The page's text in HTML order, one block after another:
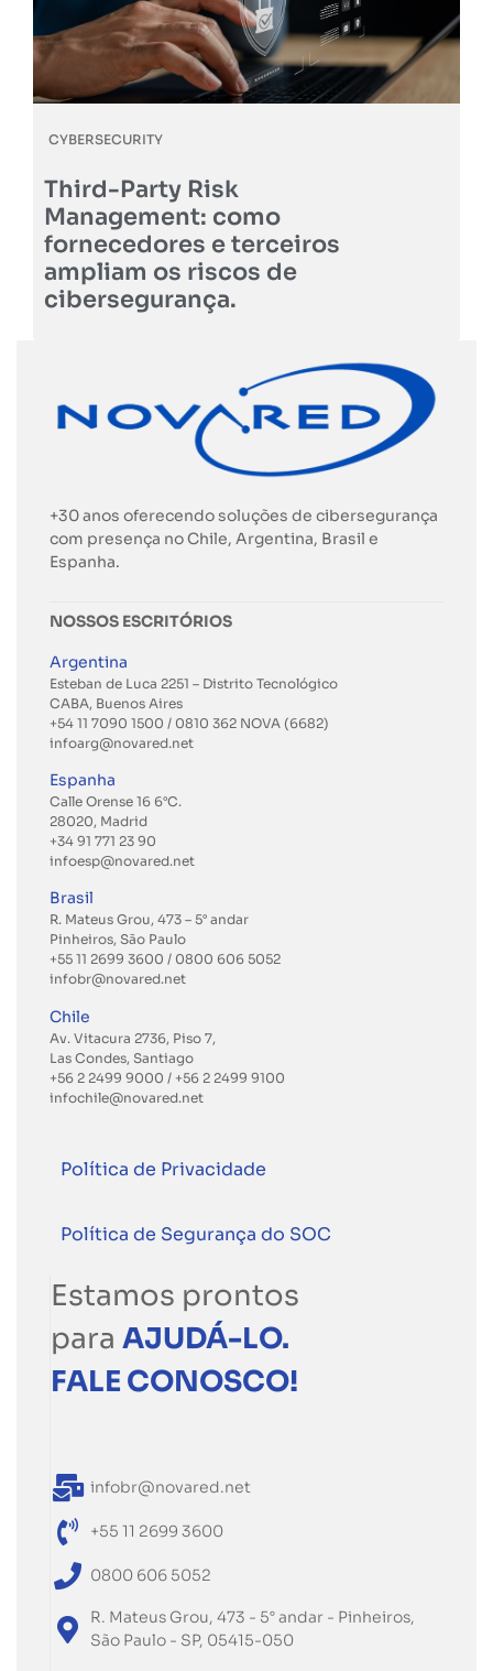
CYBERSECURITY
Third-Party Risk
Management: como
fornecedores e terceiros
ampliam os riscos de
cibersegurança.
+30 anos oferecendo soluções de cibersegurança
com presença no Chile, Argentina, Brasil e
Espanha.
NOSSOS ESCRITÓRIOS
Argentina
Esteban de Luca 2251 – Distrito Tecnológico
CABA, Buenos Aires
+54 11 7090 1500 / 0810 362 NOVA (6682)
infoarg@novared.net
Espanha
Calle Orense 16 6°C.
28020, Madrid
+34 91 771 23 90
infoesp@novared.net
Brasil
R. Mateus Grou, 473 – 5° andar
Pinheiros, São Paulo
+55 11 2699 3600 / 0800 606 5052
infobr@novared.net
Chile
Av. Vitacura 2736, Piso 7,
Las Condes, Santiago
+56 2 2499 9000 / +56 2 2499 9100
infochile@novared.net
Política de Privacidade
Política de Segurança do SOC
Estamos prontos
para AJUDÁ-LO.
FALE CONOSCO!
infobr@novared.net
+55 11 2699 3600
0800 606 5052
R. Mateus Grou, 473 - 5° andar - Pinheiros,
São Paulo - SP, 05415-050